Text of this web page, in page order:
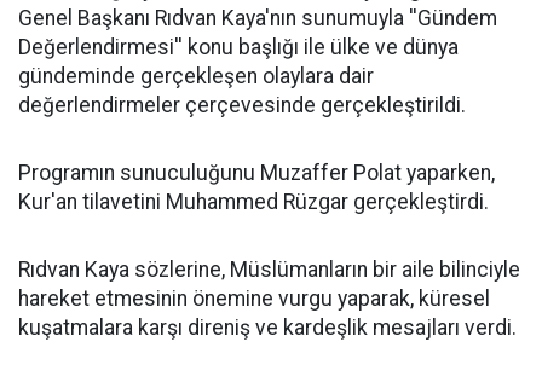
Genel Başkanı Rıdvan Kaya'nın sunumuyla ''Gündem
Değerlendirmesi'' konu başlığı ile ülke ve dünya
gündeminde gerçekleşen olaylara dair
değerlendirmeler çerçevesinde gerçekleştirildi.
Programın sunuculuğunu Muzaffer Polat yaparken,
Kur'an tilavetini Muhammed Rüzgar gerçekleştirdi.
Rıdvan Kaya sözlerine, Müslümanların bir aile bilinciyle
hareket etmesinin önemine vurgu yaparak, küresel
kuşatmalara karşı direniş ve kardeşlik mesajları verdi.